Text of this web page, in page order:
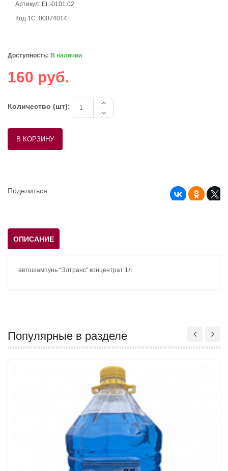
Артикул: EL-0101.02
Код 1С: 00074014
Доступность: В наличии
160 руб.
Количество (шт):
Поделиться:
ОПИСАНИЕ
автошампунь "Элтранс" концентрат 1л
Популярные в разделе